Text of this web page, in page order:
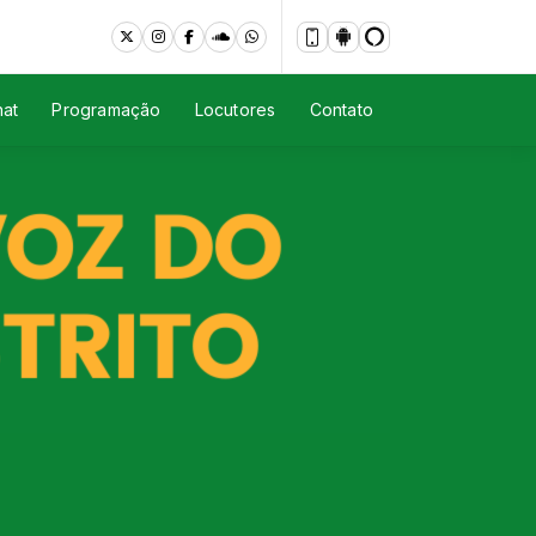
Programação Locutores Contato